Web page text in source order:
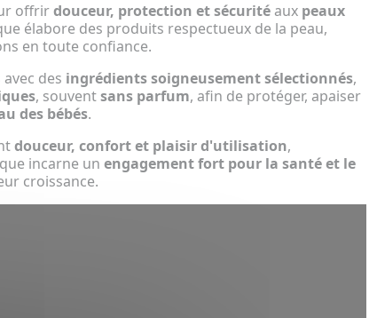
offrirdouceur, protection et sécurité aux peaux
élabore des produits respectueux de la peau,
en toute confiance.
des ingrédients soigneusement sélectionnés,
, souventsans parfum, afin de protéger, apaiser
des bébés.
douceur, confort et plaisir d'utilisation,
incarne un engagement fort pour la santé et le
croissance.